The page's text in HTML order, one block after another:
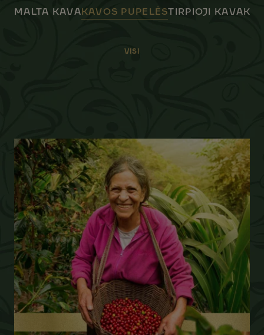
MALTA KAVAKAVOS PUPELĖSTIRPIOJI KAVA
VISI